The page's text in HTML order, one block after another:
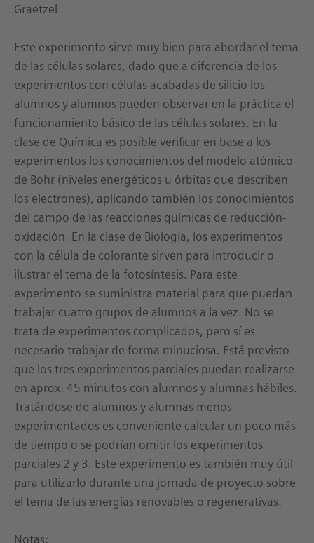
Graetzel
Este experimento sirve muy bien para abordar el tema
de las células solares, dado que a diferencia de los
experimentos con células acabadas de silicio los
alumnos y alumnos pueden observar en la práctica el
funcionamiento básico de las células solares. En la
clase de Química es posible verificar en base a los
experimentos los conocimientos del modelo atómico
de Bohr (niveles energéticos u órbitas que describen
los electrones), aplicando también los conocimientos
del campo de las reacciones químicas de reducción-
oxidación. En la clase de Biología, los experimentos
con la célula de colorante sirven para introducir o
ilustrar el tema de la fotosíntesis. Para este
experimento se suministra material para que puedan
trabajar cuatro grupos de alumnos a la vez. No se
trata de experimentos complicados, pero sí es
necesario trabajar de forma minuciosa. Está previsto
que los tres experimentos parciales puedan realizarse
en aprox. 45 minutos con alumnos y alumnas hábiles.
Tratándose de alumnos y alumnas menos
experimentados es conveniente calcular un poco más
de tiempo o se podrían omitir los experimentos
parciales 2 y 3. Este experimento es también muy útil
para utilizarlo durante una jornada de proyecto sobre
el tema de las energías renovables o regenerativas.
Notas: